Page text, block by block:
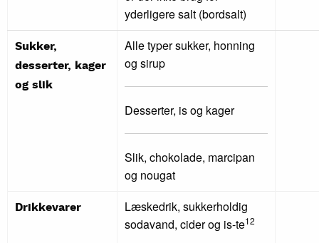
yderligere salt (bordsalt)
Sukker,
desserter, kager
og slik
Alle typer sukker, honning
og sirup
Desserter, is og kager
Slik, chokolade, marcipan
og nougat
Drikkevarer
Læskedrik, sukkerholdig
sodavand, cider og is-te12